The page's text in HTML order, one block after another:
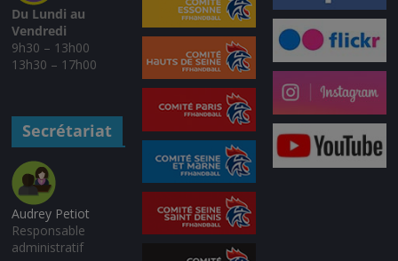
Du Lundi au
Vendredi
9h30 – 13h00
13h30 – 17h00
Secrétariat
Audrey Petiot
Responsable
administratif